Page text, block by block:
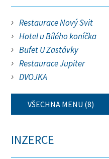
Restaurace Nový Svit
Hotel u Bílého koníčka
Bufet U Zastávky
Restaurace Jupiter
DVOJKA
VŠECHNA MENU (8)
INZERCE